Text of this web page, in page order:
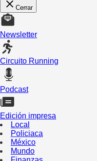
Cerrar
Newsletter
Circuito Running
Podcast
Edición impresa
Local
Policiaca
México
Mundo